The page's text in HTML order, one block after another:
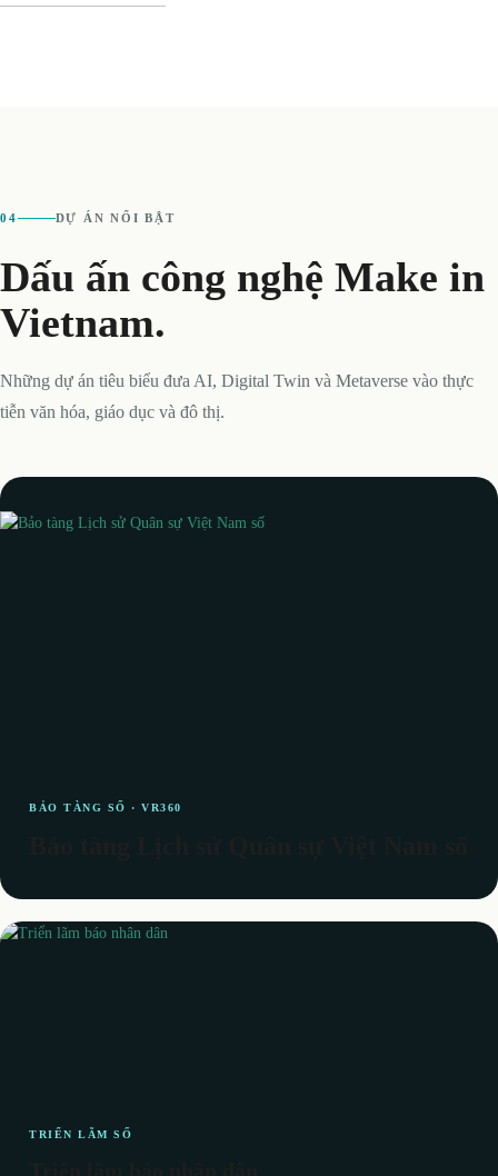
04 DỰ ÁN NỔI BẬT
Dấu ấn công nghệ Make in
Vietnam.
Những dự án tiêu biểu đưa AI, Digital Twin và Metaverse vào thực
tiễn văn hóa, giáo dục và đô thị.
BẢO TÀNG SỐ · VR360
TRIỂN LÃM SỐ